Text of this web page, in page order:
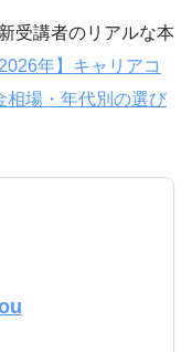
受講者のリアルな本
2026年】キャリアコ
相場・年代別の選び